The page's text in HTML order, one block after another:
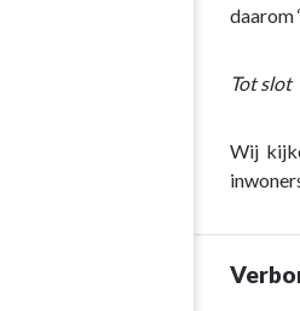
daarom
Tot slot
Wij